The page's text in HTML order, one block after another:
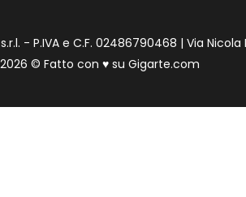
- P.IVA e C.F. 02486790468 | Via
© Fatto con ♥ su Gigarte.com